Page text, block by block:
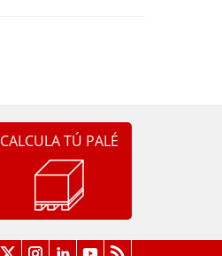
CALCULA TÚ PALÉ